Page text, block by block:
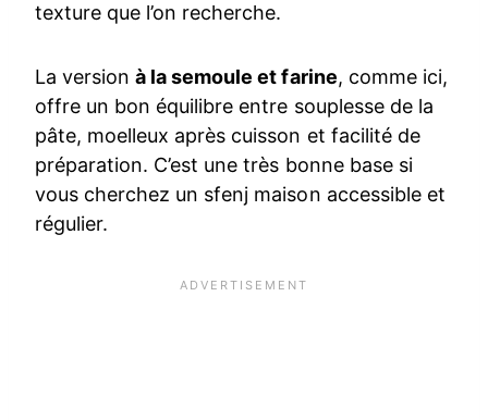
texture que l’on recherche.
La versionà la semoule et farine, comme ici,
offre un bon équilibre entre souplesse de la
pâte, moelleux après cuisson et facilité de
préparation. C’est une très bonne base si
vous cherchez un sfenj maison accessible et
régulier.